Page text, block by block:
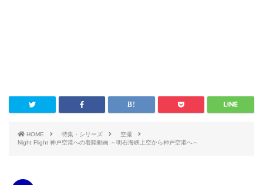
HOME 特集・シリーズ
空撮
Night Flight 神戸空港への着陸動画 ～明石海峡上空から神戸空港へ～